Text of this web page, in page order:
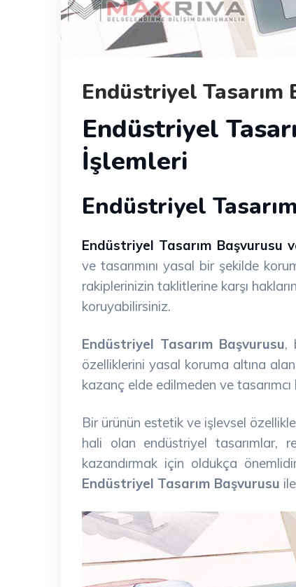
Endüstriyel
Endüstriyel
İşlemleri
Endüstriyel
Endüstriyel Tasarım Başvurusu
ve tasarımını yasal bir şekilde
rakiplerinizin taklitlerine karşı
koruyabilirsiniz.
Endüstriyel Tasarım Başvurusu,
özelliklerini yasal koruma altına
kazanç elde edilmeden ve tasarımcı
Bir ürünün estetik ve işlevsel
hali olan endüstriyel tasarımlar,
kazandırmak için oldukça
Endüstriyel Tasarım Başvurusu